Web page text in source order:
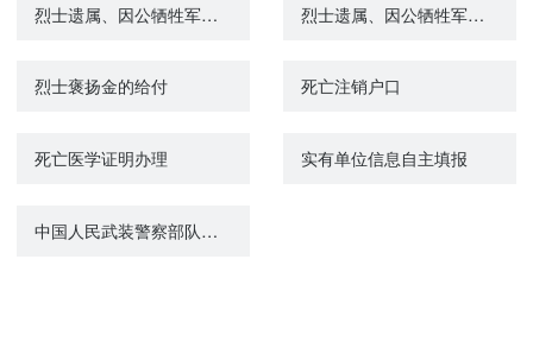
烈士遗属、因公牺牲军人遗属、病故军人遗属一次性抚恤金的给付 烈士遗属、因公牺牲军人遗属、病故军人遗属定期抚恤金的给付
烈士褒扬金的给付 死亡注销户口
死亡医学证明办理 实有单位信息自主填报
中国人民武装警察部队、军队离退休人员一次性死亡抚恤金的给付